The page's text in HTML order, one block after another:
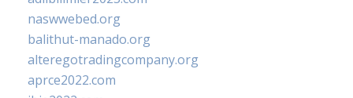
naswwebed.org
balithut-manado.org
alteregotradingcompany.org
aprce2022.com